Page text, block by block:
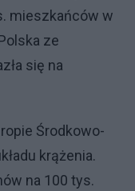
mieszkańców w
ze
się na
Środkowo-
krążenia.
na 100 tys.